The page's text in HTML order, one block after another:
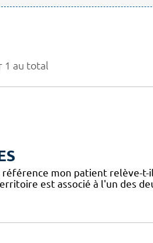
1 au total
mon patient relève-t-
est associé à l'un des